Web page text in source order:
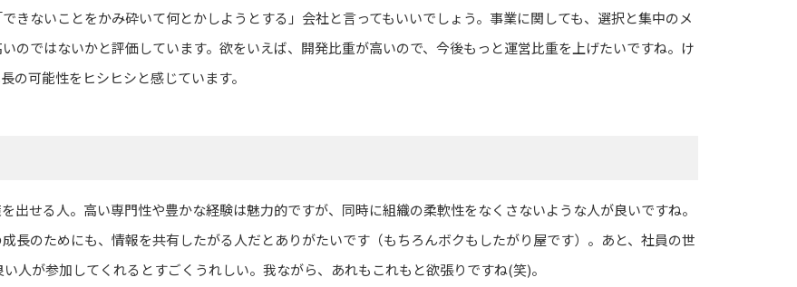
きないことをかみ砕いて何とかしようとする」会社と言ってもいいでしょう。事業に関しても、選択と集中のメ
のではないかと評価しています。欲をいえば、開発比重が高いので、今後もっと運営比重を上げたいですね。け
の可能性をヒシヒシと感じています。
出せる人。高い専門性や豊かな経験は魅力的ですが、同時に組織の柔軟性をなくさないような人が良いですね。
長のためにも、情報を共有したがる人だとありがたいです（もちろんボクもしたがり屋です）。あと、社員の世
人が参加してくれるとすごくうれしい。我ながら、あれもこれもと欲張りですね(笑)。